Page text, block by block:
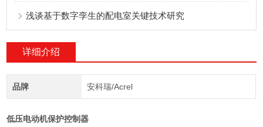
浅谈基于数字孪生的配电室关键技术研究
详细介绍
品牌 安科瑞/Acrel
低压电动机保护控制器